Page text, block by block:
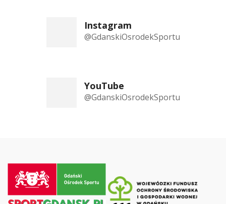
Instagram
@GdanskiOsrodekSportu
YouTube
@GdanskiOsrodekSportu
do
strony